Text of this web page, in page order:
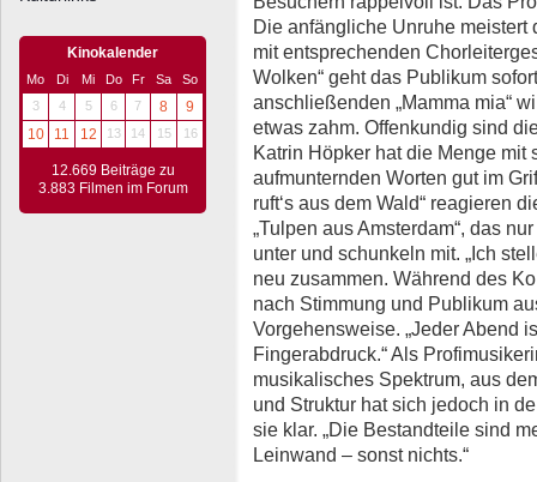
Kinokalender
Mo Di Mi Do Fr Sa
So
3
4 5 6 7 8
9
10
11 12 13 14 15 16
12.669 Beiträge zu
3.883 Filmen im Forum
Die anfängliche Unruhe
mit entsprechenden
Wolken“ geht das Publikum
anschließenden „Mamma mia“
etwas zahm. Offenkundig sind
Katrin Höpker hat die Menge mit
aufmunternden Worten gut im
ruft‘s aus dem Wald“ reagieren
„Tulpen aus Amsterdam“, das
unter und schunkeln mit. „Ich
neu zusammen. Während des
nach Stimmung und Publikum
Vorgehensweise. „Jeder Abend
Fingerabdruck.“ Als
musikalisches Spektrum, aus
und Struktur hat sich jedoch in
sie klar. „Die Bestandteile sind
Leinwand – sonst nichts.“